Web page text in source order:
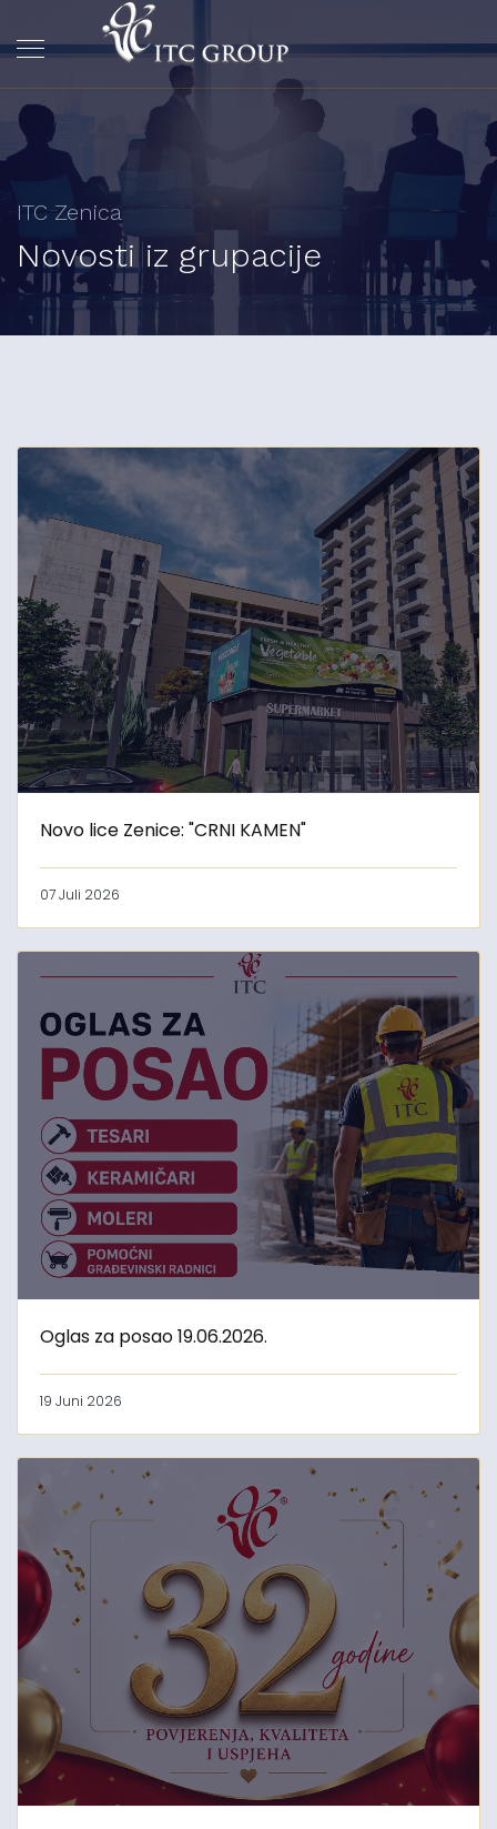
ITC Zenica
Novosti iz grupacije
Novo lice Zenice: "CRNI KAMEN"
07 Juli 2026
Oglas za posao 19.06.2026.
19 Juni 2026